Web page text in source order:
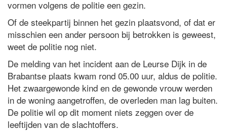
vormen volgens de politie een gezin.
Of de steekpartij binnen het gezin plaatsvond, of dat er
misschien een ander persoon bij betrokken is geweest,
weet de politie nog niet.
De melding van het incident aan de Leurse Dijk in de
Brabantse plaats kwam rond 05.00 uur, aldus de politie.
Het zwaargewonde kind en de gewonde vrouw werden
in de woning aangetroffen, de overleden man lag buiten.
De politie wil op dit moment niets zeggen over de
leeftijden van de slachtoffers.